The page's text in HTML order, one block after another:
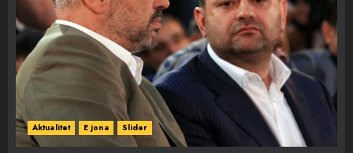
Aktualitet E jona Slider